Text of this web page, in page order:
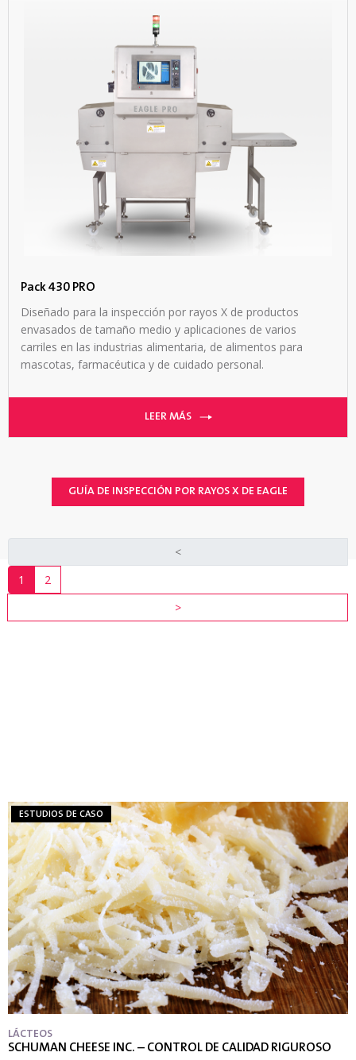
Pack 430 PRO
Diseñado para la inspección por rayos X de productos
envasados de tamaño medio y aplicaciones de varios
carriles en las industrias alimentaria, de alimentos para
mascotas, farmacéutica y de cuidado personal.
LEER MÁS
GUÍA DE INSPECCIÓN POR RAYOS X DE EAGLE
<
1
2
>
ESTUDIOS DE CASO
LÁCTEOS
SCHUMAN CHEESE INC. – CONTROL DE CALIDAD RIGUROSO